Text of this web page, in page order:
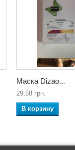
Маска Dizao...
29,58 грн.
В корзину